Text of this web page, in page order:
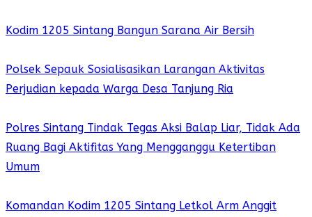
Kodim 1205 Sintang Bangun Sarana Air Bersih
Polsek Sepauk Sosialisasikan Larangan Aktivitas
Perjudian kepada Warga Desa Tanjung Ria
Polres Sintang Tindak Tegas Aksi Balap Liar, Tidak Ada
Ruang Bagi Aktifitas Yang Mengganggu Ketertiban
Umum
Komandan Kodim 1205 Sintang Letkol Arm Anggit